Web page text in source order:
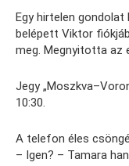
Egy hirtelen
belépett Viktor
meg. Megnyitotta az
Jegy
10:30.
A telefon éles
– Igen? – Tamara